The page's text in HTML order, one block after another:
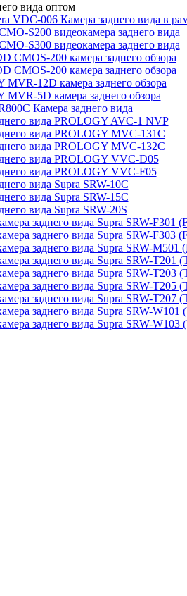
вида оптом
VDC-006 Камера заднего вида в
S200 видеокамера заднего вида
S300 видеокамера заднего вида
CMOS-200 камера заднего обзора
CMOS-200 камера заднего обзора
MVR-12D камера заднего обзора
MVR-5D камера заднего обзора
Камера заднего вида
вида PROLOGY AVC-1 NVP
вида PROLOGY MVC-131C
вида PROLOGY MVC-132C
вида PROLOGY VVC-D05
вида PROLOGY VVC-F05
вида Supra SRW-10C
вида Supra SRW-15C
вида Supra SRW-20S
заднего вида Supra SRW-F301
заднего вида Supra SRW-F303
заднего вида Supra SRW-M501
заднего вида Supra SRW-T201
заднего вида Supra SRW-T203
заднего вида Supra SRW-T205
заднего вида Supra SRW-T207
заднего вида Supra SRW-W101
заднего вида Supra SRW-W103